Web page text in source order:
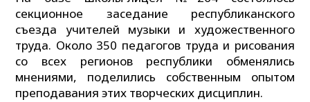
секционное заседание республиканского
съезда учителей музыки и художественного
труда. Около 350 педагогов труда и рисования
со всех регионов республики обменялись
мнениями, поделились собственным опытом
преподавания этих творческих дисциплин.